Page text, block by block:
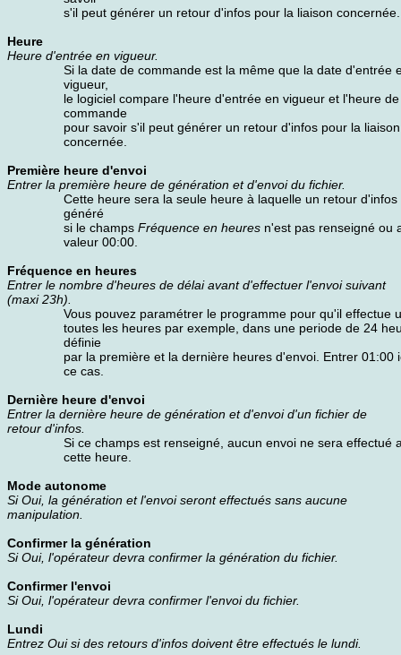
s'il peut générer un retour d'infos pour la liaison concernée.
Heure
Heure d'entrée en vigueur.
Si la date de commande est la même que la date d'entrée
vigueur,
le logiciel compare l'heure d'entrée en vigueur et l'heure de
commande
pour savoir s'il peut générer un retour d'infos pour la liaison
concernée.
Première heure d'envoi
Entrer la première heure de génération et d'envoi du fichier.
Cette heure sera la seule heure à laquelle un retour d'infos
généré
si le champs Fréquence en heures n'est pas renseigné ou
valeur 00:00.
Fréquence en heures
Entrer le nombre d'heures de délai avant d'effectuer l'envoi suivant
(maxi 23h).
Vous pouvez paramétrer le programme pour qu'il effectue
toutes les heures par exemple, dans une periode de 24
définie
par la première et la dernière heures d'envoi. Entrer 01:00
ce cas.
Dernière heure d'envoi
Entrer la dernière heure de génération et d'envoi d'un fichier de
retour d'infos.
Si ce champs est renseigné, aucun envoi ne sera effectué
cette heure.
Mode autonome
Si Oui, la génération et l'envoi seront effectués sans aucune
manipulation.
Confirmer la génération
Si Oui, l'opérateur devra confirmer la génération du fichier.
Confirmer l'envoi
Si Oui, l'opérateur devra confirmer l'envoi du fichier.
Lundi
Entrez Oui si des retours d'infos doivent être effectués le lundi.